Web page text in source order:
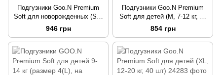
Подгузники Goo.N Premium
Soft для новорожденных (SS,
до 5 кг, 72 шт)
946 грн
Подгузники Goo.N Premium
Soft для детей (M, 7-12 кг, 64
шт)
854 грн